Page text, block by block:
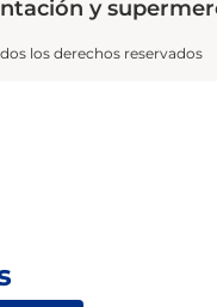
y
los derechos reservados